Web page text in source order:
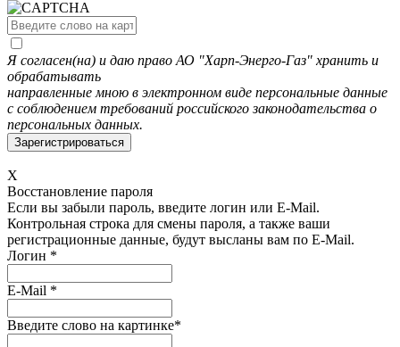
Я согласен(на) и даю право АО "Харп-Энерго-Газ" хранить и
обрабатывать
направленные мною в электронном виде персональные данные
с соблюдением требований российского законодательства о
персональных данных.
X
Восстановление пароля
Если вы забыли пароль, введите логин или E-Mail.
Контрольная строка для смены пароля, а также ваши
регистрационные данные, будут высланы вам по E-Mail.
Логин *
E-Mail *
Введите слово на картинке*